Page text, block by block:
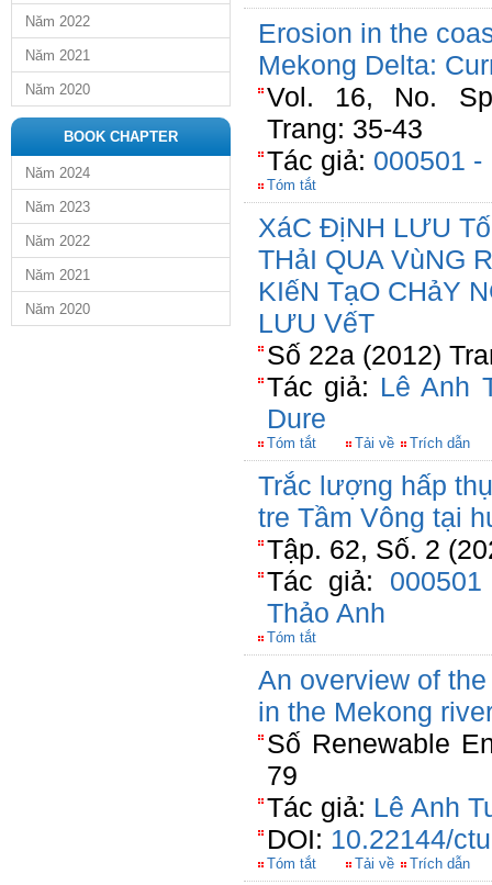
Năm 2022
Năm 2021
Năm 2020
BOOK CHAPTER
Năm 2024
Năm 2023
Năm 2022
Năm 2021
Năm 2020
Erosion in the
Mekong Delta:
Vol. 16, No.
Trang: 35-43
Tác giả: 000501 -
Tóm tắt
XáC ĐịNH LƯU
THảI QUA VùNG
KIếN TạO CHảY
LƯU VếT
Số 22a (2012)
Tác giả: Lê Anh
Dure
Tóm tắt Tải về Trích dẫn
Trắc lượng hấp
tre Tầm Vông tại
Tập. 62, Số. 2
Tác giả:
Thảo Anh
Tóm tắt
An overview of
in the Mekong
Số Renewable
79
Tác giả: Lê Anh
DOI: 10.22144/
Tóm tắt Tải về Trích dẫn